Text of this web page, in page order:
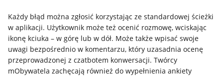
Każdy błąd można zgłosić korzystając ze standardowej ścieżki
w aplikacji. Użytkownik może też ocenić rozmowę, wciskając
ikonę kciuka – w górę lub w dół. Może także wpisać swoje
uwagi bezpośrednio w komentarzu, który uzasadnia ocenę
przeprowadzonej z czatbotem konwersacji. Twórcy
mObywatela zachęcają również do wypełnienia ankiety